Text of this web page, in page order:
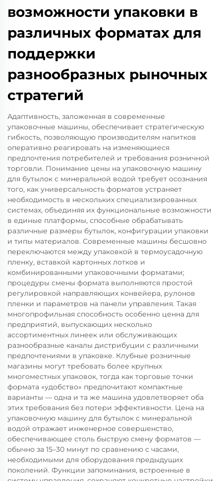
возможности упаковки в
различных форматах для
поддержки
разнообразных рыночных
стратегий
Адаптивность, заложенная в современные
упаковочные машины, обеспечивает стратегическую
гибкость, позволяющую производителям напитков
оперативно реагировать на изменяющиеся
предпочтения потребителей и требования розничной
торговли. Понимание цены на упаковочную машину
для бутылок с минеральной водой требует осознания
того, как универсальность форматов устраняет
необходимость в нескольких специализированных
системах, объединяя их функциональные возможности
в единые платформы, способные обрабатывать
различные размеры бутылок, конфигурации упаковки
и типы материалов. Современные машины бесшовно
переключаются между упаковкой в термоусадочную
пленку, вставкой картонных лотков и
комбинированными упаковочными форматами;
процедуры смены формата выполняются простой
регулировкой направляющих конвейера, рулонов
пленки и параметров на панели управления. Такая
многопрофильная способность особенно ценна для
предприятий, выпускающих несколько
ассортиментных линеек или обслуживающих
разнообразные каналы дистрибуции с различными
предпочтениями в упаковке. Клубные розничные
магазины могут требовать более крупных
многоместных упаковок, тогда как торговые точки
формата «удобство» предпочитают компактные
варианты — одна и та же машина удовлетворяет оба
этих требования без потери эффективности. Цена на
упаковочную машину для бутылок с минеральной
водой отражает инженерное совершенство,
обеспечивающее столь быструю смену форматов —
обычно за 15–30 минут по сравнению с часами,
необходимыми для оборудования предыдущих
поколений. Функции запоминания, встроенные в